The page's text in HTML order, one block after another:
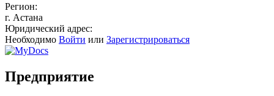
Регион:
г. Астана
Юридический адрес:
Необходимо Войти или Зарегистрироваться
Предприятие